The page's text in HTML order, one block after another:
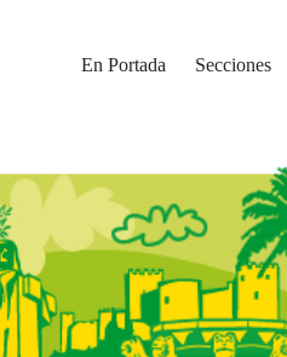
En Portada Secciones